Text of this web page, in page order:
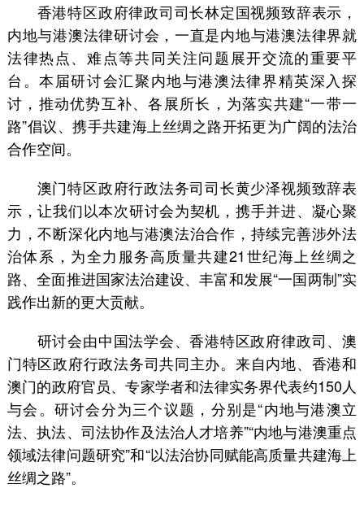
香港特区政府律政司司长林定国视频致辞表示，
内地与港澳法律研讨会，一直是内地与港澳法律界就
法律热点、难点等共同关注问题展开交流的重要平
台。本届研讨会汇聚内地与港澳法律界精英深入探
讨，推动优势互补、各展所长，为落实共建“一带一
路”倡议、携手共建海上丝绸之路开拓更为广阔的法治
合作空间。
澳门特区政府行政法务司司长黄少泽视频致辞表
示，让我们以本次研讨会为契机，携手并进、凝心聚
力，不断深化内地与港澳法治合作，持续完善涉外法
治体系，为全力服务高质量共建21世纪海上丝绸之
路、全面推进国家法治建设、丰富和发展“一国两制”实
践作出新的更大贡献。
研讨会由中国法学会、香港特区政府律政司、澳
门特区政府行政法务司共同主办。来自内地、香港和
澳门的政府官员、专家学者和法律实务界代表约150人
与会。研讨会分为三个议题，分别是“内地与港澳立
法、执法、司法协作及法治人才培养”“内地与港澳重点
领域法律问题研究”和“以法治协同赋能高质量共建海上
丝绸之路”。